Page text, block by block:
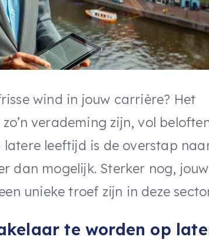
wind in jouw carrière? Het
verademing zijn, vol
latere leeftijd is de overstap
dan mogelijk. Sterker nog, jouw
unieke troef zijn in deze
te worden op